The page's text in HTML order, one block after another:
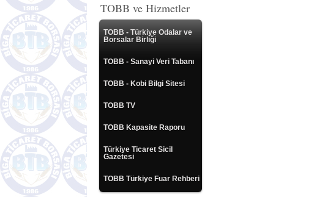
TOBB ve Hizmetler
TOBB - Türkiye Odalar ve
Borsalar Birliği
TOBB - Sanayi Veri Tabanı
TOBB - Kobi Bilgi Sitesi
TOBB TV
TOBB Kapasite Raporu
Türkiye Ticaret Sicil
Gazetesi
TOBB Türkiye Fuar Rehberi